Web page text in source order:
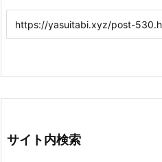
サイト内検索